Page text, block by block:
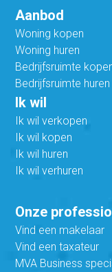
Aanbod
Woning kopen
Woning huren
Bedrijfsruimte
Bedrijfsruimte huren
Ik wil
Ik wil verkopen
Ik wil kopen
Ik wil huren
Ik wil verhuren
Onze
Vind een makelaar
Vind een taxateur
MVA Business